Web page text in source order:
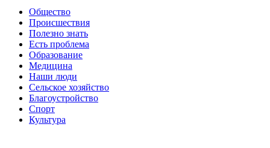
Общество
Происшествия
Полезно знать
Есть проблема
Образование
Медицина
Наши люди
Сельское хозяйство
Благоустройство
Спорт
Культура